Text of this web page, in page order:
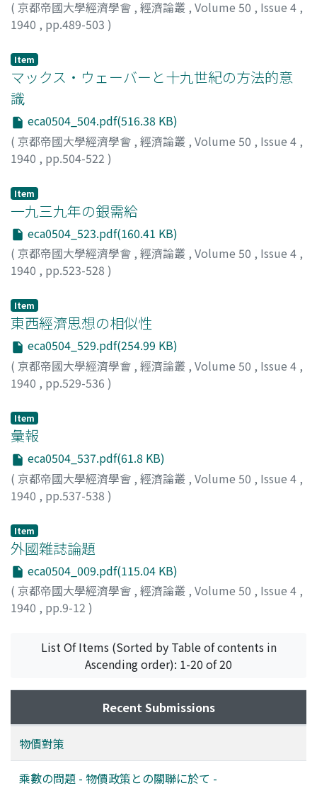
( 京都帝國大學經濟學會 , 經濟論叢 , Volume 50 , Issue 4 ,
1940 , pp.489-503 )
Item
マックス・ウェーバーと十九世紀の方法的意
識
eca0504_504.pdf(516.38 KB)
( 京都帝國大學經濟學會 , 經濟論叢 , Volume 50 , Issue 4 ,
1940 , pp.504-522 )
Item
一九三九年の銀需給
eca0504_523.pdf(160.41 KB)
( 京都帝國大學經濟學會 , 經濟論叢 , Volume 50 , Issue 4 ,
1940 , pp.523-528 )
Item
東西經濟思想の相似性
eca0504_529.pdf(254.99 KB)
( 京都帝國大學經濟學會 , 經濟論叢 , Volume 50 , Issue 4 ,
1940 , pp.529-536 )
Item
彙報
eca0504_537.pdf(61.8 KB)
( 京都帝國大學經濟學會 , 經濟論叢 , Volume 50 , Issue 4 ,
1940 , pp.537-538 )
Item
外國雜誌論題
eca0504_009.pdf(115.04 KB)
( 京都帝國大學經濟學會 , 經濟論叢 , Volume 50 , Issue 4 ,
1940 , pp.9-12 )
List Of Items (Sorted by Table of contents in
Ascending order): 1-20 of 20
Recent Submissions
物價對策
乘數の問題 - 物價政策との關聯に於て -